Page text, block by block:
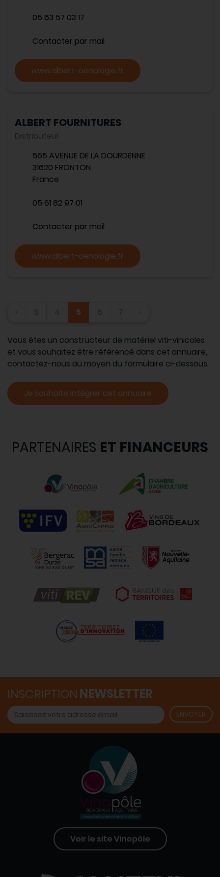
05 63 57 03 17
Contacter par mail
www.albert-oenologie.fr
ALBERT FOURNITURES
Distributeur
565 AVENUE DE LA DOURDENNE
31620 FRONTON
France
05 61 82 97 01
Contacter par mail
www.albert-oenologie.fr
‹ 5 ›
Vous êtes un constructeur de matériel viti-vinicoles
et vous souhaitez être référencé dans cet annuaire,
contactez-nous au moyen du formulaire ci-dessous.
Je souhaite intégrer cet annuaire
PARTENAIRES ET FINANCEURS
INSCRIPTION NEWSLETTER
Voir le site Vinopôle